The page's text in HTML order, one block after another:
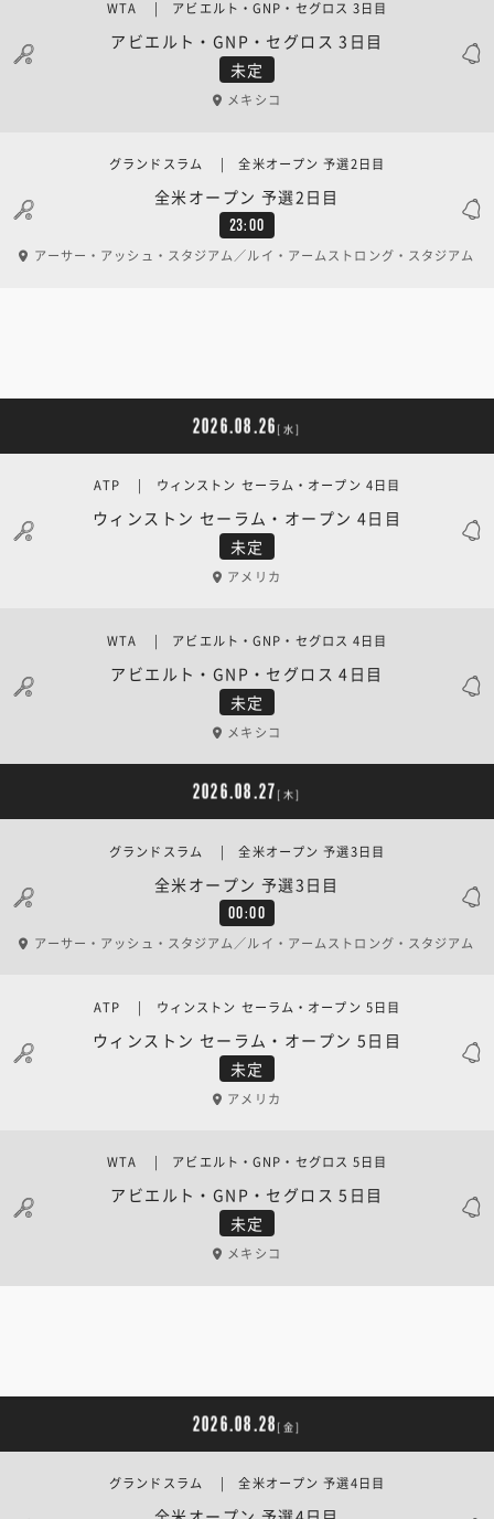
未定
アビエルト・GNP・セグロス 3日目
WTA | アビエルト・GNP・セグロス 3日目
メキシコ
23:00
全米オープン 予選2日目
グランドスラム | 全米オープン 予選2日目
アーサー・アッシュ・スタジアム／ルイ・アームストロング・スタジアム
2026.08.26 [水]
未定
ウィンストン セーラム・オープン 4日目
ATP | ウィンストン セーラム・オープン 4日目
アメリカ
未定
アビエルト・GNP・セグロス 4日目
WTA | アビエルト・GNP・セグロス 4日目
メキシコ
2026.08.27 [木]
00:00
全米オープン 予選3日目
グランドスラム | 全米オープン 予選3日目
アーサー・アッシュ・スタジアム／ルイ・アームストロング・スタジアム
未定
ウィンストン セーラム・オープン 5日目
ATP | ウィンストン セーラム・オープン 5日目
アメリカ
未定
アビエルト・GNP・セグロス 5日目
WTA | アビエルト・GNP・セグロス 5日目
メキシコ
2026.08.28 [金]
グランドスラム | 全米オープン 予選4日目